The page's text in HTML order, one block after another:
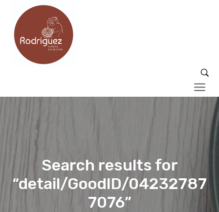
Search results for
“detail/GoodID/04232787
7076”